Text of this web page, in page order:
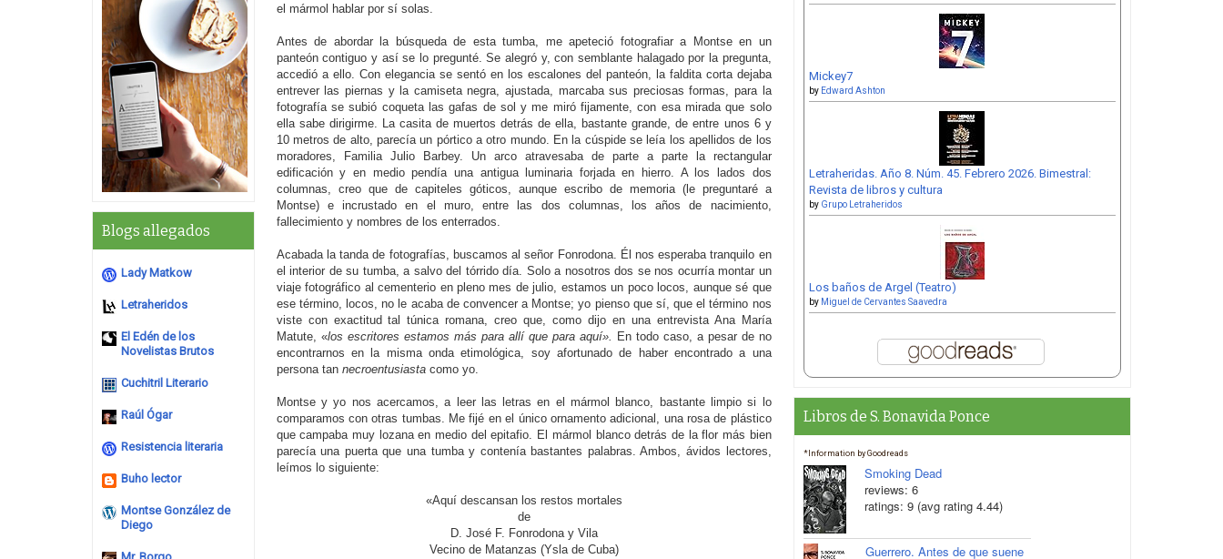
el mármol hablar por sí solas.
Antes de abordar la búsqueda de esta tumba, me apeteció fotografiar a Montse en un
panteón contiguo y así se lo pregunté. Se alegró y, con semblante halagado por la pregunta,
accedió a ello. Con elegancia se sentó en los escalones del panteón, la faldita corta dejaba
entrever las piernas y la camiseta negra, ajustada, marcaba sus preciosas formas, para la
fotografía se subió coqueta las gafas de sol y me miró fijamente, con esa mirada que solo
ella sabe dirigirme. La casita de muertos detrás de ella, bastante grande, de entre unos 6 y
10 metros de alto, parecía un pórtico a otro mundo. En la cúspide se leía los apellidos de los
moradores, Familia Julio Barbey. Un arco atravesaba de parte a parte la rectangular
edificación y en medio pendía una antigua luminaria forjada en hierro. A los lados dos
columnas, creo que de capiteles góticos, aunque escribo de memoria (le preguntaré a
Montse) e incrustado en el muro, entre las dos columnas, los años de nacimiento,
fallecimiento y nombres de los enterrados.
Acabada la tanda de fotografías, buscamos al señor Fonrodona. Él nos esperaba tranquilo en
el interior de su tumba, a salvo del tórrido día. Solo a nosotros dos se nos ocurría montar un
viaje fotográfico al cementerio en pleno mes de julio, estamos un poco locos, aunque sé que
ese término, locos, no le acaba de convencer a Montse; yo pienso que sí, que el término nos
viste con exactitud tal túnica romana, creo que, como dijo en una entrevista Ana María
Matute, «los escritores estamos más para allí que para aquí». En todo caso, a pesar de no
encontrarnos en la misma onda etimológica, soy afortunado de haber encontrado a una
persona tan necroentusiastacomo yo.
Montse y yo nos acercamos, a leer las letras en el mármol blanco, bastante limpio si lo
comparamos con otras tumbas. Me fijé en el único ornamento adicional, una rosa de plástico
que campaba muy lozana en medio del epitafio. El mármol blanco detrás de la flor más bien
parecía una puerta que una tumba y contenía bastantes palabras. Ambos, ávidos lectores,
leímos lo siguiente:
«Aquí descansan los restos mortales
de
D. José F. Fonrodona y Vila
Vecino de Matanzas (Ysla de Cuba)
Blogs allegados
Lady Matkow
Letraheridos
El Edén de los
Novelistas Brutos
Cuchitril Literario
Raúl Ógar
Resistencia literaria
Buho lector
Montse González de
Diego
Mickey7
by Edward Ashton
Letraheridas. Año 8. Núm. 45. Febrero 2026. Bimestral:
Revista de libros y cultura
by Grupo Letraheridos
Los baños de Argel (Teatro)
by Miguel de Cervantes Saavedra
Libros de S. Bonavida Ponce
*Information by Goodreads
Smoking Dead
reviews: 6
ratings: 9 (avg rating 4.44)
Guerrero. Antes de que suene